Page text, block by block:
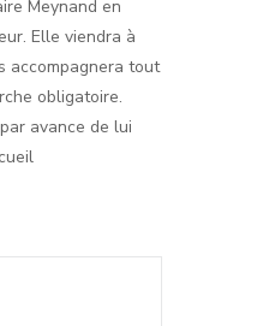
Meynand en
Elle viendra à
accompagnera tout
obligatoire.
avance de lui